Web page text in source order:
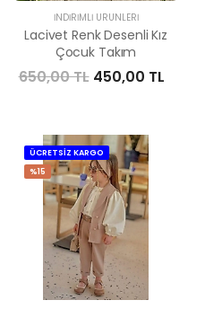
İNDIRIMLI ÜRÜNLERI
Lacivet Renk Desenli Kız
Çocuk Takım
650,00 TL 450,00 TL
ÜCRETSİZ KARGO
%15